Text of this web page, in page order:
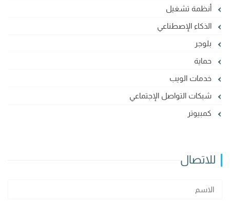
أنظمة تشغيل
الذكاء الإصطناعي
بلوجر
حماية
خدمات الويب
شبكات التواصل الإجتماعي
كمبيوتر
للاتصال